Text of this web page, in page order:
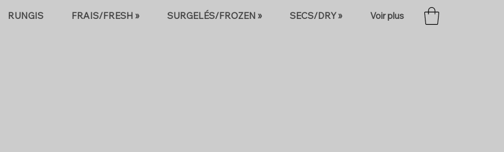
RUNGIS FRAIS/FRESH » SURGELÉS/FROZEN » SECS/DRY » Voir plus